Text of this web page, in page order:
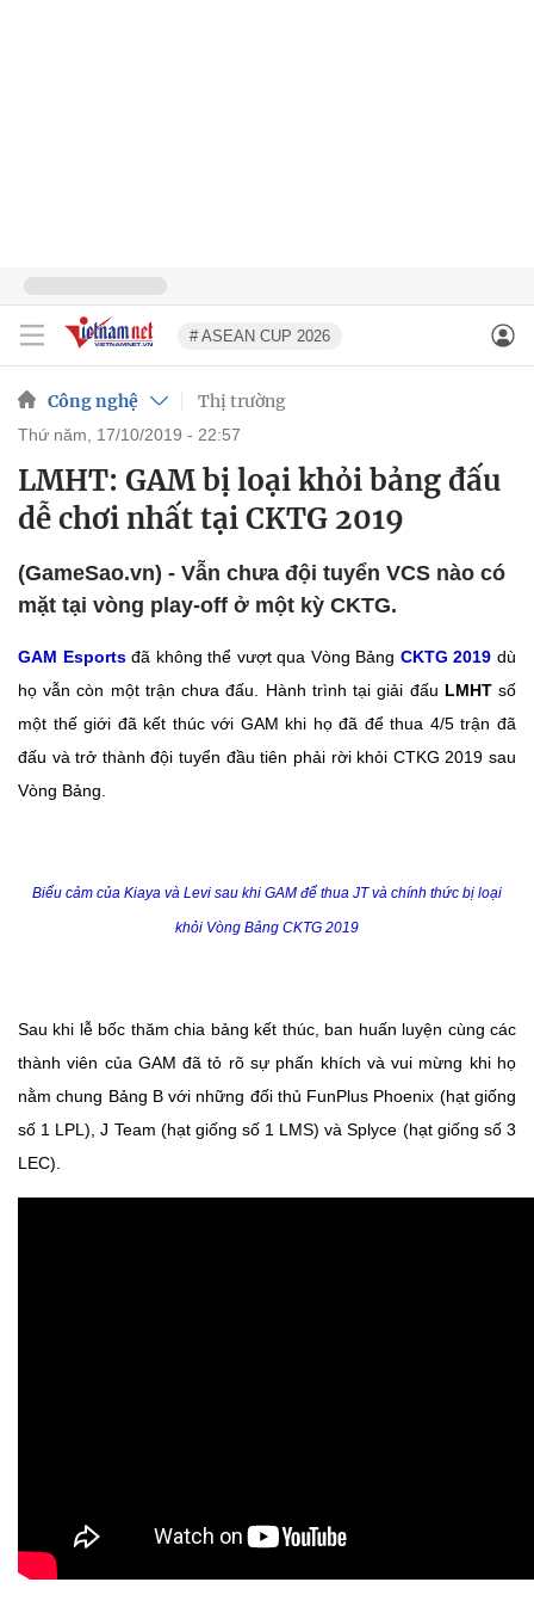
# ASEAN CUP 2026
Công nghệ Thị trường
thứ năm, 17/10/2019 - 22:57
LMHT: GAM bị loại khỏi bảng đấu
dễ chơi nhất tại CKTG 2019
(GameSao.vn) - Vẫn chưa đội tuyển VCS nào có
mặt tại vòng play-off ở một kỳ CKTG.
GAM Esportsđã không thể vượt qua Vòng Bảng CKTG 2019 dù
họ vẫn còn một trận chưa đấu. Hành trình tại giải đấu LMHTsố
một thế giới đã kết thúc với GAM khi họ đã để thua 4/5 trận đã
đấu và trở thành đội tuyển đầu tiên phải rời khỏi CTKG 2019 sau
Vòng Bảng.
Biểu cảm của Kiaya và Levi sau khi GAM để thua JT và chính thức bị loại
khỏi Vòng Bảng CKTG 2019
Sau khi lễ bốc thăm chia bảng kết thúc, ban huấn luyện cùng các
thành viên của GAM đã tỏ rõ sự phấn khích và vui mừng khi họ
nằm chung Bảng B với những đối thủ FunPlus Phoenix (hạt giống
số 1 LPL), J Team (hạt giống số 1 LMS) và Splyce (hạt giống số 3
LEC).